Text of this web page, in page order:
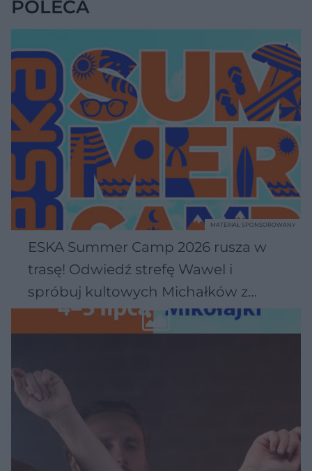
POLECA
ESKA Summer Camp 2026 rusza w
trasę! Odwiedź strefę Wawel i
spróbuj kultowych Michałków z
Wawelu
MATERIAŁ SPONSOROWANY